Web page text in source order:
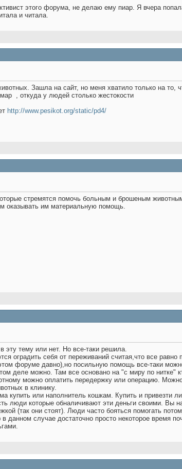
этого форума, не делаю ему пиар. Я вчера
и читала.
Зашла на сайт, но меня хватило только на то,
, откуда у людей столько жестокости
http://www.pesikot.org/static/pd4/
стремятся помочь больным и брошеным
оказывать им материальную помощь.
эту тему или нет. Но все-таки решила.
оградить себя от переживаний считая,что все
форуме давно),но посильную помощь все-таки
деле можно. Там все основано на "с миру по нитке"
можно оплатить передержку или операцию.
в клинику.
купить или наполнитель кошкам. Купить и
люди которые обналичивают эти деньги своими. Вы
(так они стоят). Люди часто бояться помогать
данном случае достаточно просто некоторое время